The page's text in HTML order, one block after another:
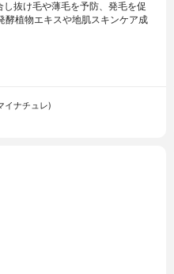
抜け毛や薄毛を予防、発毛を促
酵植物エキスや地肌スキンケア成
イナチュレ)